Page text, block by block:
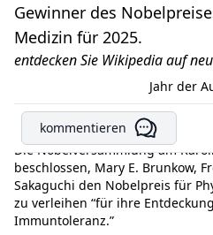
Gewinner des
Medizin für 2025.
entdecken Sie Wikipedia auf
Jahr der
kommentieren
Die Nobelversammlung am
beschlossen, Mary E. Brunkow,
Sakaguchi den Nobelpreis für
zu verleihen “für ihre
Immuntoleranz.”